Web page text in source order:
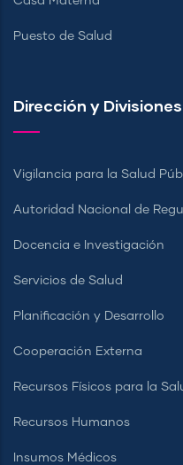
Puesto de Salud
Dirección y Divisiones
Vigilancia para la Salud
Autoridad Nacional de
Docencia e Investigación
Servicios de Salud
Planificación y Desarrollo
Cooperación Externa
Recursos Físicos para la
Recursos Humanos
Insumos Médicos